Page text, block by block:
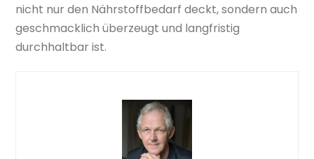
nicht nur den Nährstoffbedarf deckt, sondern auch
geschmacklich überzeugt und langfristig
durchhaltbar ist.